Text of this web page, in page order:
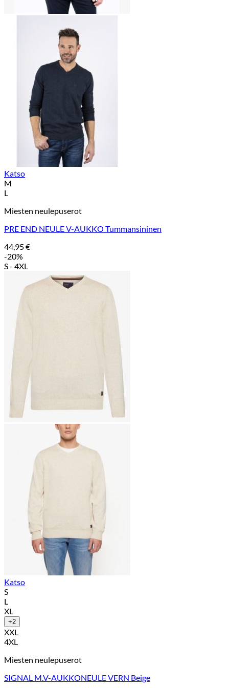
Katso
M
L
Miesten neulepuserot
PRE END NEULE V-AUKKO Tummansininen
44,95€
-20%
S - 4XL
Katso
S
L
XL
+2
XXL
4XL
Miesten neulepuserot
SIGNAL M.V-AUKKONEULE VERN Beige